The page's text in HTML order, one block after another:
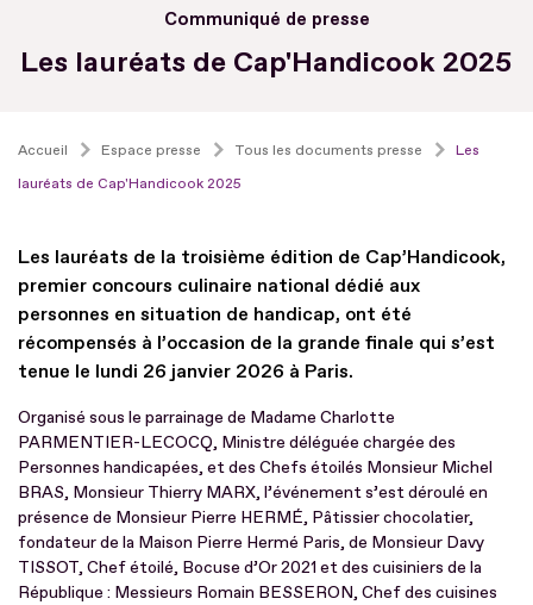
Communiqué de presse
Les lauréats de Cap'Handicook 2025
Accueil Espace presse Tous les documents presse
Les
lauréats de Cap'Handicook 2025
Les lauréats de la troisième édition de Cap’Handicook,
premier concours culinaire national dédié aux
personnes en situation de handicap, ont été
récompensés à l’occasion de la grande finale qui s’est
tenue le lundi 26 janvier 2026 à Paris.
Organisé sous le parrainage de Madame Charlotte
PARMENTIER-LECOCQ, Ministre déléguée chargée des
Personnes handicapées, et des Chefs étoilés Monsieur Michel
BRAS, Monsieur Thierry MARX, l’événement s’est déroulé en
présence de Monsieur Pierre HERMÉ, Pâtissier chocolatier,
fondateur de la Maison Pierre Hermé Paris, de Monsieur Davy
TISSOT, Chef étoilé, Bocuse d’Or 2021 et des cuisiniers de la
République : Messieurs Romain BESSERON, Chef des cuisines